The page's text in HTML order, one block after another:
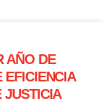
AÑO DE
EFICIENCIA
JUSTICIA